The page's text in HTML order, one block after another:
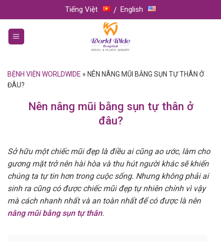
to
content
Tiếng Việt English
BỆNH VIỆN WORLDWIDE » NÊN NÂNG MŨI BẰNG SỤN TỰ THÂN Ở
ĐÂU?
Nên nâng mũi bằng sụn tự thân ở
đâu?
Sở hữu một chiếc mũi đẹp là điều ai cũng ao ước, làm cho
gương mặt trở nên hài hòa và thu hút người khác sẽ khiến
chúng ta tự tin hơn trong cuộc sống. Nhưng không phải ai
sinh ra cũng có được chiếc mũi đẹp tự nhiên chính vì vậy
mà cách nhanh nhất và an toàn nhất để có được là nên
nâng mũi bằng sụn tự thân.